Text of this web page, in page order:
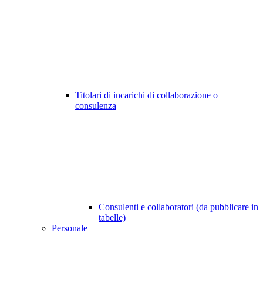
Titolari di incarichi di collaborazione o
consulenza
Consulenti e collaboratori (da pubblicare in
tabelle)
Personale